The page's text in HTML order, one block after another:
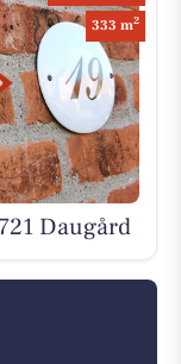
333 m2
Daugård